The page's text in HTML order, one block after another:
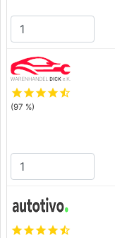
starstarstarstarstar_half
(97 %)
starstarstarstarstar_half